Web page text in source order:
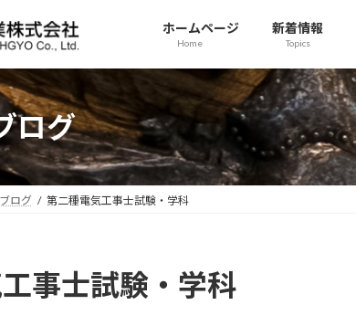
ホームページ
Home
新着情報
Topics
ログ
ログ 第二種電気工事士試験・学科
事士試験・学科